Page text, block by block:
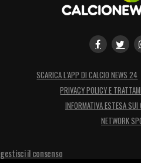
SCARICA L’APP DI CALCIO NEWS 24
PRIVACY POLICY E
INFORMATIVA ESTESA SUI
NETWORK
gestisci il consenso